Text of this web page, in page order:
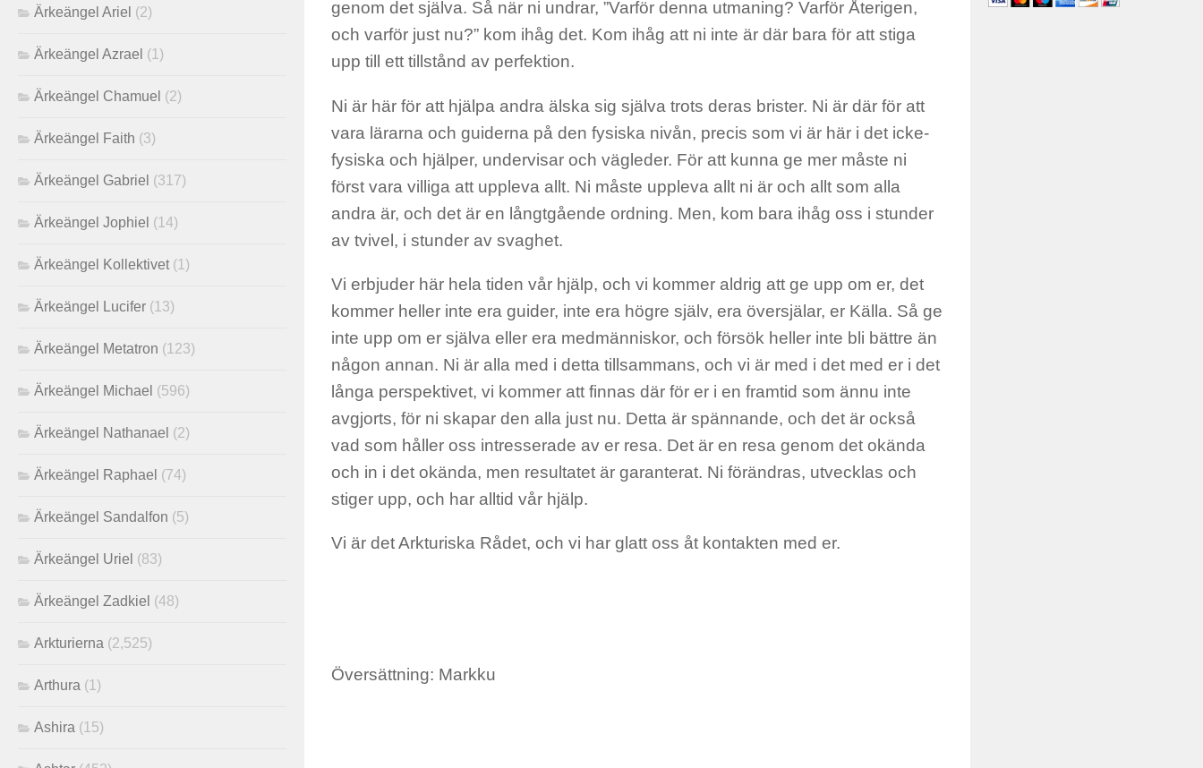
genom det själva. Så när ni undrar, ”Varför denna utmaning? Varför Återigen,
och varför just nu?” kom ihåg det. Kom ihåg att ni inte är där bara för att stiga
upp till ett tillstånd av perfektion.
Ni är här för att hjälpa andra älska sig själva trots deras brister. Ni är där för att
vara lärarna och guiderna på den fysiska nivån, precis som vi är här i det icke-
fysiska och hjälper, undervisar och vägleder. För att kunna ge mer måste ni
först vara villiga att uppleva allt. Ni måste uppleva allt ni är och allt som alla
andra är, och det är en långtgående ordning. Men, kom bara ihåg oss i stunder
av tvivel, i stunder av svaghet.
Vi erbjuder här hela tiden vår hjälp, och vi kommer aldrig att ge upp om er, det
kommer heller inte era guider, inte era högre själv, era översjälar, er Källa. Så ge
inte upp om er själva eller era medmänniskor, och försök heller inte bli bättre än
någon annan. Ni är alla med i detta tillsammans, och vi är med i det med er i det
långa perspektivet, vi kommer att finnas där för er i en framtid som ännu inte
avgjorts, för ni skapar den alla just nu. Detta är spännande, och det är också
vad som håller oss intresserade av er resa. Det är en resa genom det okända
och in i det okända, men resultatet är garanterat. Ni förändras, utvecklas och
stiger upp, och har alltid vår hjälp.
Vi är det Arkturiska Rådet, och vi har glatt oss åt kontakten med er.
Översättning: Markku
Ärkeängel Ariel (2)
Ärkeängel Azrael (1)
Ärkeängel Chamuel (2)
Ärkeängel Faith (3)
Ärkeängel Gabriel (317)
Ärkeängel Jophiel (14)
Ärkeängel Kollektivet (1)
Ärkeängel Lucifer (13)
Ärkeängel Metatron (123)
Ärkeängel Michael (596)
Ärkeängel Nathanael (2)
Ärkeängel Raphael (74)
Ärkeängel Sandalfon (5)
Ärkeängel Uriel (83)
Ärkeängel Zadkiel (48)
Arkturierna (2,525)
Arthura (1)
Ashira (15)